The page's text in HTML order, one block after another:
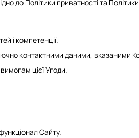
до Політики приватності та
і компетенції.
контактними даними, вказаними
цієї Угоди.
Сайту.